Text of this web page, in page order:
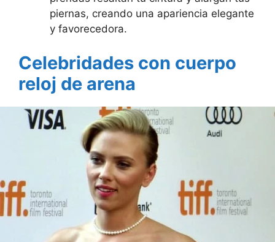
piernas, creando una apariencia elegante
y favorecedora.
Celebridades con cuerpo
reloj de arena